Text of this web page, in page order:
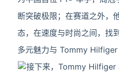
断突破极限；在赛道之外，
态，在速度与时尚之间，找
多元魅力与 Tommy Hilfiger
接下来，Tommy Hilfiger